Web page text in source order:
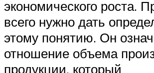
экономического роста.
всего нужно дать
этому понятию. Он
отношение объема
продукции, который